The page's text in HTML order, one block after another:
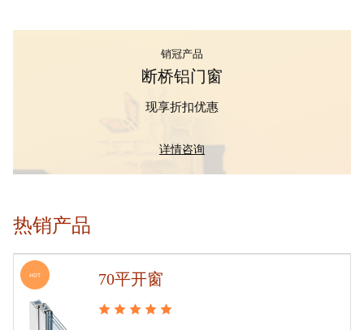
销冠产品
断桥铝门窗
现享折扣优惠
详情咨询
热销产品
HOT 70平开窗